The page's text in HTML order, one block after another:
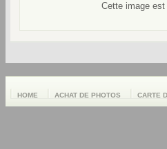
Cette image
HOME ACHAT DE PHOTOS CARTE